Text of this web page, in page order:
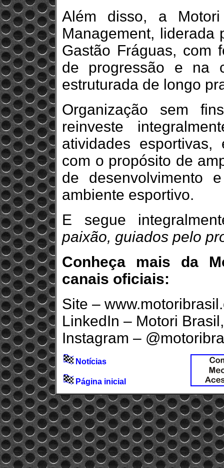
Além disso, a
Management, liderada
Gastão Fráguas, com
de progressão e na
estruturada de longo
Organização sem
reinveste
atividades esportivas,
com o propósito de
de desenvolvimento
ambiente esportivo.
E segue
paixão, guiados pelo
Conheça mais da
canais oficiais:
Site –
LinkedIn – Motori
Instagram –
Notícias
Página inicial